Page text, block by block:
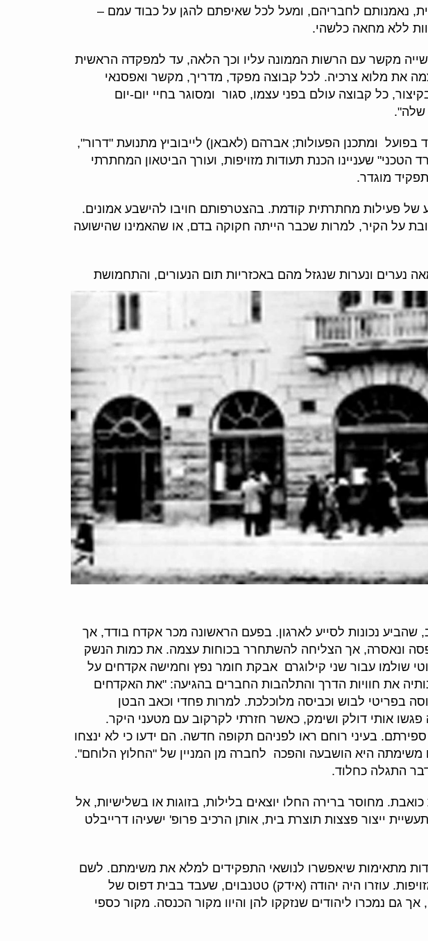
נאמנותם לחבריהם, ומעל לכל שאיפתם להגן על כבוד עמם –
ללא מחאה כלשהי.
מקשר עם הרשות הממונה עליו וכך הלאה, עד למפקדה הראשית
את מלוא צרכיה. לכל קבוצה מפקד, מדריך, מקשר ואפסנאי
כל קבוצה עולם בפני עצמו, סגור ומסוגר בחיי יום-יום
שלה".
ומתכנן הפעולות; אברהם (לאבאן) לייבוביץ מתנועת "דרור",
שעניינו הכנת תעודות מזויפות, ועורך הביטאון המחתרתי
מוגדר.
של פעילות מחתרתית קודמת. בהצטרפותם חויבו להישבע אמונים.
על הקיר, למרות שכבר הייתה חקוקה בדם, או שהאמינו שהישועה
נערים ונערות שנגזל מהם באכזריות תום הנעורים, והתחמושת
שהביע נכונות לסייע לארגון. בפעם הראשונה מכר אקדח בודד, אך
ונאסרה, אך הצליחה להשתחרר בכוחות עצמה. את כמות הנשק
ביותר הביאה הקשרית הלה שיפר, שנשלחה מוורשה לעזרת הארגון. 9,000 זלוטי שולמו עבור שני קילוגרם אבקת חומר נפץ וחמישה אקדחים על
את חוויות הדרך והתלהבות החברים בהגיעה: "את האקדחים
בפריטי לבוש וכביסה מלוכלכת. למרות פחדי וכאב הבטן
אותי דולק ושימק, כאשר חזרתי לקרקוב עם מטעני היקר.
בעיני רוחם ראו לפניהם תקופה חדשה. הם ידעו כי לא ינצחו
היא הושבעה והפכה לחברה מן המניין של "החלוץ הלוחם".
התגלה כחלוד.
מחוסר ברירה החלו יוצאים בלילות, בזוגות או בשלישיות, אל
ייצור פצצות תוצרת בית, אותן הרכיב פרופ' ישעיהו דרייבלט
מתאימות שיאפשרו לנושאי התפקידים למלא את משימתם. לשם
עוזרו היה יהודה (אידק) טטנבוים, שעבד בבית דפוס של
גם נמכרו ליהודים שנזקקו להן והיוו מקור הכנסה. מקור כספי